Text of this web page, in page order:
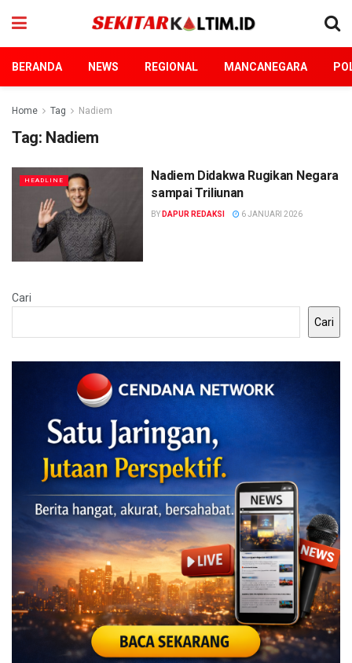
BERANDA NEWS REGIONAL MANCANEGARA
Home Tag Nadiem
Tag: Nadiem
HEADLINE
Nadiem Didakwa Rugikan Negara
sampai Triliunan
BY DAPUR REDAKSI 6 JANUARI 2026
Cari
Cari